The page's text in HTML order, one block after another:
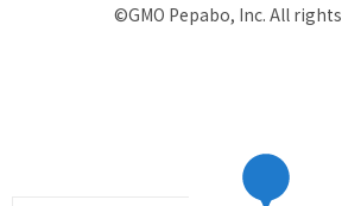
©GMO Pepabo, Inc. All